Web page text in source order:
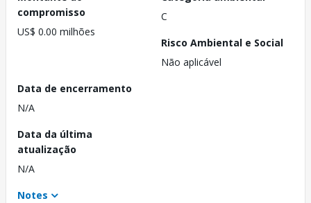
compromisso
US$ 0.00 milhões
C
Risco Ambiental e Social
Não aplicável
Data de encerramento
N/A
Data da última
atualização
N/A
Notes